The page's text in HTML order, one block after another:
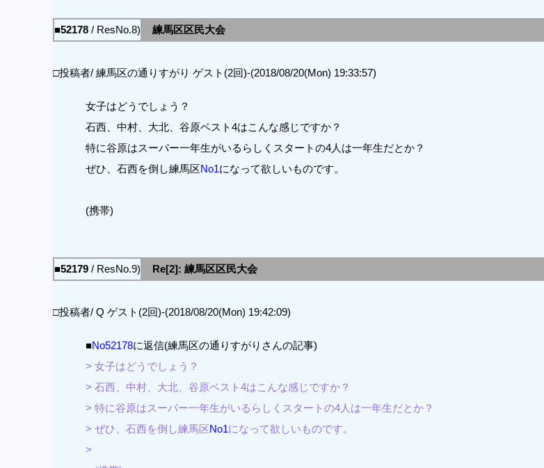
■52178/ ResNo.8)
練馬区区民大会
□投稿者/ 練馬区の通りすがり ゲスト(2回)-(2018/08/20(Mon) 19:33:57)
女子はどうでしょう？
石西、中村、大北、谷原ベスト4はこんな感じですか？
特に谷原はスーパー一年生がいるらしくスタートの4人は一年生だとか？
ぜひ、石西を倒し練馬区No1になって欲しいものです。
(携帯)
■52179/ ResNo.9)
Re[2]: 練馬区区民大会
□投稿者/ Q ゲスト(2回)-(2018/08/20(Mon) 19:42:09)
■No52178に返信(練馬区の通りすがりさんの記事)
> 女子はどうでしょう？
> 石西、中村、大北、谷原ベスト4はこんな感じですか？
> 特に谷原はスーパー一年生がいるらしくスタートの4人は一年生だとか？
> ぜひ、石西を倒し練馬区No1になって欲しいものです。
>